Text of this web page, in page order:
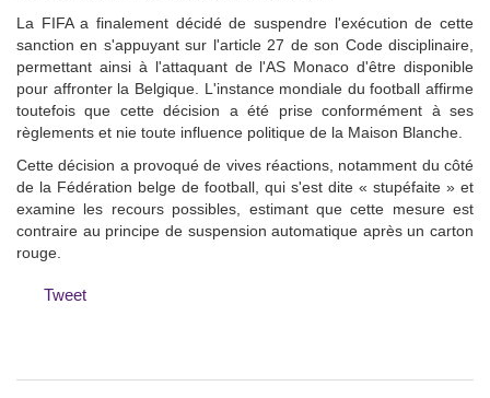
La FIFA a finalement décidé de suspendre l'exécution de cette
sanction en s'appuyant sur l'article 27 de son Code disciplinaire,
permettant ainsi à l'attaquant de l'AS Monaco d'être disponible
pour affronter la Belgique. L'instance mondiale du football affirme
toutefois que cette décision a été prise conformément à ses
règlements et nie toute influence politique de la Maison Blanche.
Cette décision a provoqué de vives réactions, notamment du côté
de la Fédération belge de football, qui s'est dite « stupéfaite » et
examine les recours possibles, estimant que cette mesure est
contraire au principe de suspension automatique après un carton
rouge.
Tweet